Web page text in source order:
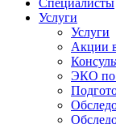
Услуги
Услуги
Акции
ЭКО